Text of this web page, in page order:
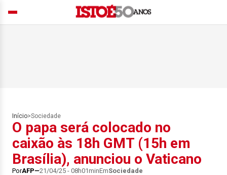
Início>Sociedade
O papa será colocado no
caixão às 18h GMT (15h em
Brasília), anunciou o Vaticano
PorAFP 21/04/25 - 08h01minEmSociedade